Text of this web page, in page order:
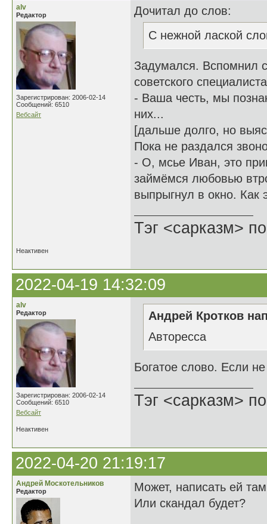
alv
Редактор
Зарегистрирован: 2006-02-14
Сообщений: 6510
Вебсайт
Дочитал до слов:
С нежной лаской
Задумался. Вспомнил
советского
- Ваша честь, мы
них...
[дальше долго, но
Пока не раздался
- О, мсье Иван, это
займёмся любовью
выпрыгнул в окно. Как
Тэг <сарказм>
Неактивен
2022-04-19 14:32:09
alv
Редактор
Зарегистрирован: 2006-02-14
Сообщений: 6510
Вебсайт
Андрей Кротков
Авторесса
Богатое слово. Если
Тэг <сарказм>
Неактивен
2022-04-20 21:19:17
Андрей Москотельников
Редактор
Может, написать ей
Или скандал будет?